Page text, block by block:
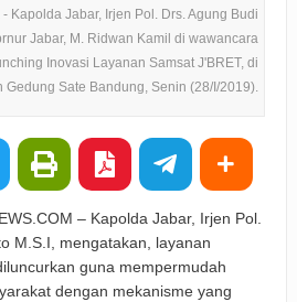
Kapolda Jabar, Irjen Pol. Drs. Agung Budi
Jabar, M. Ridwan Kamil di wawancara
Inovasi Layanan Samsat J'BRET, di
Gedung Sate Bandung, Senin (28/I/2019).
– Kapolda Jabar, Irjen Pol.
M.S.I, mengatakan, layanan
guna mempermudah
dengan mekanisme yang